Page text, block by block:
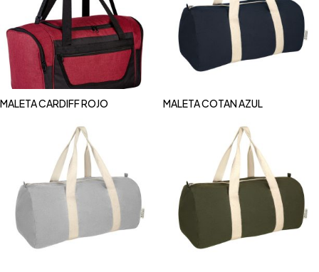
MALETA CARDIFF ROJO MALETA COTAN AZUL